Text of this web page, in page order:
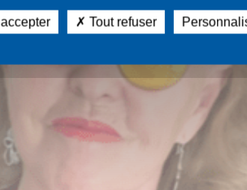
Tout refuser